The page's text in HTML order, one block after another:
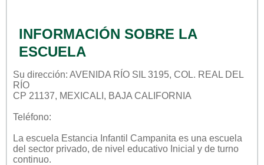
INFORMACIÓN SOBRE LA
ESCUELA
Su dirección: AVENIDA RÍO SIL 3195, COL. REAL DEL
RÍO
CP 21137, MEXICALI, BAJA CALIFORNIA
Teléfono:
La escuela Estancia Infantil Campanita es una escuela
del sector privado, de nivel educativo Inicial y de turno
continuo.